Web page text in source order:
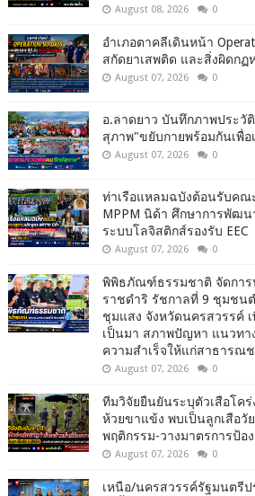
August 08, 2026 0
อำเภอตาคลีเดินหน้า
สกัดยาเสพติด และสิ่งผิดกฏ
August 07, 2026 0
อ.ลาดยาว บันทึกภาพประวั
สุภาพ"ขยับกายพร้อมกันเพื่อ
August 07, 2026 0
ท่าเรือแหลมฉบังต้อนรับคณ
MPPM นิด้า ศึกษาการพัฒ
ระบบโลจิสติกส์รองรับ EEC
August 07, 2026 0
พิพิธภัณฑ์ธรรมชาติ จัดกา
ราชดำริ รัชกาลที่ 9 ชุมชน
ชุมแสง จังหวัดนครสวรรค์ เ
เป็นมา สภาพปัญหา แนวท
ความสำเร็จให้แก่สาธาร
August 07, 2026 0
ทีมวิจัยยืนยันระบุตัวเสือโคร่
ห้วยขาแข้ง พบเป็นลูกเสือวั
พฤติกรรม-วางมาตรการป้อ
August 07, 2026 0
เหนือ/นครสวรรค์รัฐมนตรี